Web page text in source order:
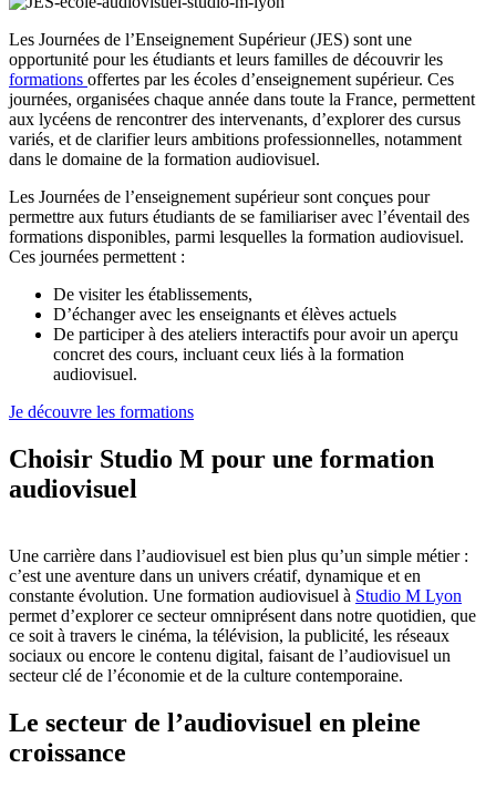
Les Journées de l’Enseignement Supérieur (JES) sont une
opportunité pour les étudiants et leurs familles de découvrir les
formations offertes par les écoles d’enseignement supérieur. Ces
journées, organisées chaque année dans toute la France, permettent
aux lycéens de rencontrer des intervenants, d’explorer des cursus
variés, et de clarifier leurs ambitions professionnelles, notamment
dans le domaine de la formation audiovisuel.
Les Journées de l’enseignement supérieur sont conçues pour
permettre aux futurs étudiants de se familiariser avec l’éventail des
formations disponibles, parmi lesquelles la formation audiovisuel.
Ces journées permettent :
De visiter les établissements,
D’échanger avec les enseignants et élèves actuels
De participer à des ateliers interactifs pour avoir un aperçu
concret des cours, incluant ceux liés à la formation
audiovisuel.
Je découvre les formations
Choisir Studio M pour une formation
audiovisuel
Une carrière dans l’audiovisuel est bien plus qu’un simple métier :
c’est une aventure dans un univers créatif, dynamique et en
constante évolution. Une formation audiovisuel à Studio M Lyon
permet d’explorer ce secteur omniprésent dans notre quotidien, que
ce soit à travers le cinéma, la télévision, la publicité, les réseaux
sociaux ou encore le contenu digital, faisant de l’audiovisuel un
secteur clé de l’économie et de la culture contemporaine.
Le secteur de l’audiovisuel en pleine
croissance